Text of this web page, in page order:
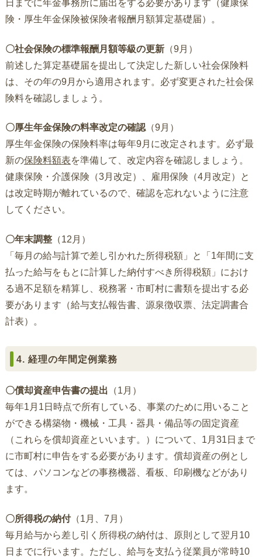
日までに年金事務所に届出をする必要があります（健康保
険・厚生年金保険被保険者報酬月額算定基礎届）。
〇社会保険の標準報酬月額等級の更新（9月）
前述した算定基礎届を提出して決定した新しい社会保険料
は、その年の9月から適用されます。必ず変更された社会保
険料を確認しましょう。
〇厚生年金保険の料率改定の確認（9月）
厚生年金保険の保険料率は毎年9月に改定されます。必ず最
新の保険料額表を準備して、改定内容を確認しましょう。
健康保険・介護保険（3月改定）、雇用保険（4月改定）と
は改定時期が離れているので、確認を忘れないように注意
してください。
〇年末調整（12月）
「毎月の給与計算で差し引かれた所得税額」と「1年間に支
払った給与をもとに計算した納付すべき所得税額」におけ
る過不足額を精算し、税務署・市町村に書類を提出する必
要があります（給与支払報告書、源泉徴収票、法定調書合
計表）。
4. 経理の年間定例業務
〇償却資産申告書の提出 （1月）
毎年1月1日時点で所有している、事業のために用いること
ができる構築物・機械・工具・器具・備品等の固定資産
（これらを償却資産といいます。）について、1月31日まで
に市町村に申告をする必要があります。償却資産の例とし
ては、パソコンなどの事務機器、看板、印刷機などがあり
ます。
〇所得税の納付（1月、7月）
毎月給与から差し引く所得税の納付は、原則として翌月10
日までに行います。ただし、給与を支払う従業員が常時10